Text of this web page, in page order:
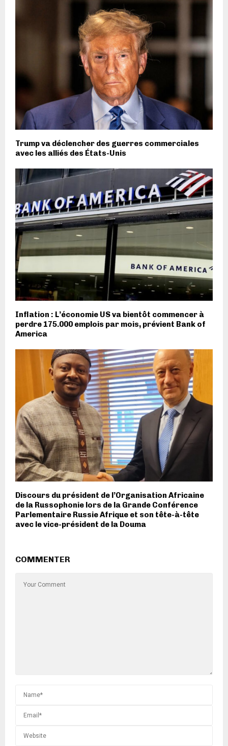
Trump va déclencher des guerres commerciales
avec les alliés des États-Unis
Inflation : L’économie US va bientôt commencer à
perdre 175.000 emplois par mois, prévient Bank of
America
Discours du président de l’Organisation Africaine
de la Russophonie lors de la Grande Conférence
Parlementaire Russie Afrique et son tête-à-tête
avec le vice-président de la Douma
COMMENTER